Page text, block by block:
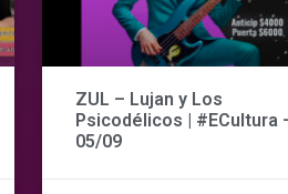
ZUL – Lujan y Los
Psicodélicos | #ECultura
05/09